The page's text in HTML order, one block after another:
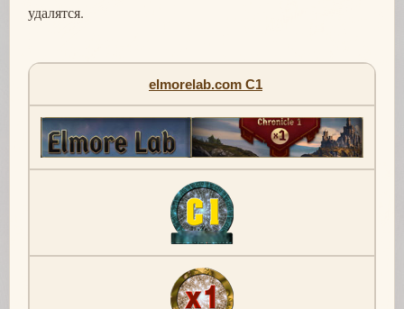
удалятся.
elmorelab.com C1